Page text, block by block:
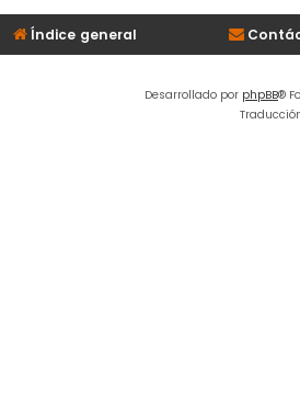
Índice general
Desarrollado por phpBB®